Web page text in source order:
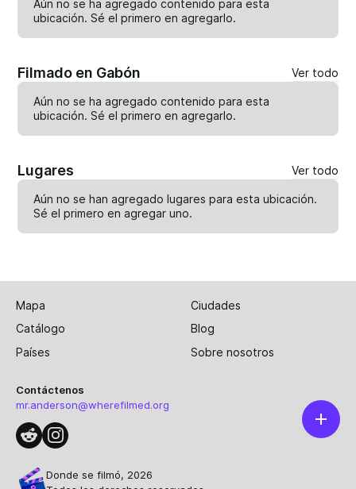
Aún no se ha agregado contenido para esta
ubicación. Sé el primero enagregarlo.
Filmado en Gabón Ver todo
Aún no se ha agregado contenido para esta
ubicación. Sé el primero enagregarlo.
Lugares Ver todo
Aún no se han agregado lugares para esta ubicación.
Sé el primero enagregar uno.
Mapa
Ciudades
Catálogo
Blog
Países
Sobre nosotros
Contáctenos
mr.anderson@wherefilmed.org
Donde se filmó, 2026